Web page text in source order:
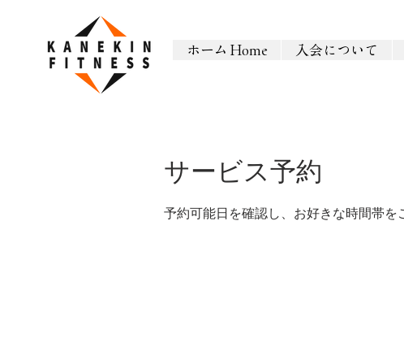
ホーム Home 入会について
サービス予約
予約可能日を確認し、お好きな時間帯を